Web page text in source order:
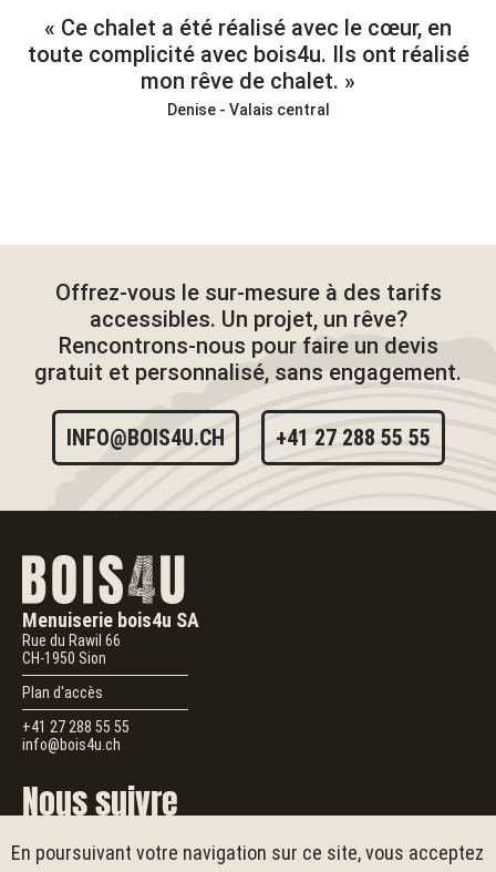
Ce chalet a été réalisé avec le cœur, en
toute complicité avec bois4u. Ils ont réalisé
mon rêve de chalet.
Denise - Valais central
Offrez-vous le sur-mesure à des tarifs
accessibles. Un projet, un rêve?
Rencontrons-nous pour faire un devis
gratuit et personnalisé, sans engagement.
INFO@BOIS4U.CH +41 27 288 55 55
Menuiserie bois4u SA
Rue du Rawil 66
CH-1950 Sion
Plan d'accès
+41 27 288 55 55
info@bois4u.ch
Nous suivre
Suivez-nousPour vous inspirer, laisser un avis ou en savoir plus sur
En poursuivant votre navigation sur ce site, vous acceptez